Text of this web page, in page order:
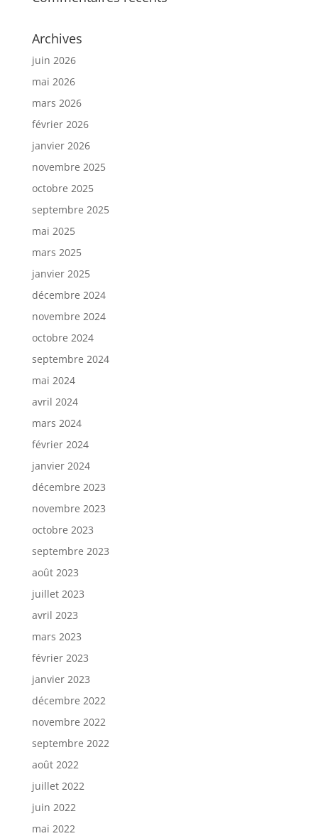
Archives
juin 2026
mai 2026
mars 2026
février 2026
janvier 2026
novembre 2025
octobre 2025
septembre 2025
mai 2025
mars 2025
janvier 2025
décembre 2024
novembre 2024
octobre 2024
septembre 2024
mai 2024
avril 2024
mars 2024
février 2024
janvier 2024
décembre 2023
novembre 2023
octobre 2023
septembre 2023
août 2023
juillet 2023
avril 2023
mars 2023
février 2023
janvier 2023
décembre 2022
novembre 2022
septembre 2022
août 2022
juillet 2022
juin 2022
mai 2022